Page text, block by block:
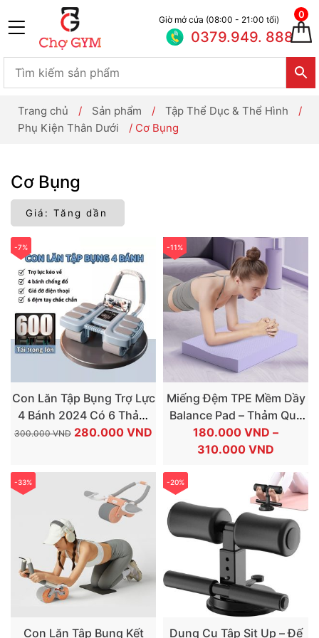
Giờ mở cửa (08:00 - 21:00 tối)
0379.949. 888
0
Trang chủ / Sản phẩm / Tập Thể Dục & Thể Hình
/
Phụ Kiện Thân Dưới
/ Cơ Bụng
Cơ Bụng
-7%
Con Lăn Tập Bụng Trợ Lực
4 Bánh 2024 Có 6 Thảm
Tay – Dụng Cụ Tập Bụng
300.000VND GIÁ
300.000 VND.
280.000 VND
LÀ:
280.000 VND.
-11%
Miếng Đệm TPE Mềm Dầy
Balance Pad – Thảm Quỳ
Gối Tập Thể Dục Plank
GYM Yoga Đa Năng
180.000 VND –
310.000 VND
TỪ
ĐẾN
-33%
Con Lăn Tập Bụng Kết
-20%
Dụng Cụ Tập Sit Up – Đế